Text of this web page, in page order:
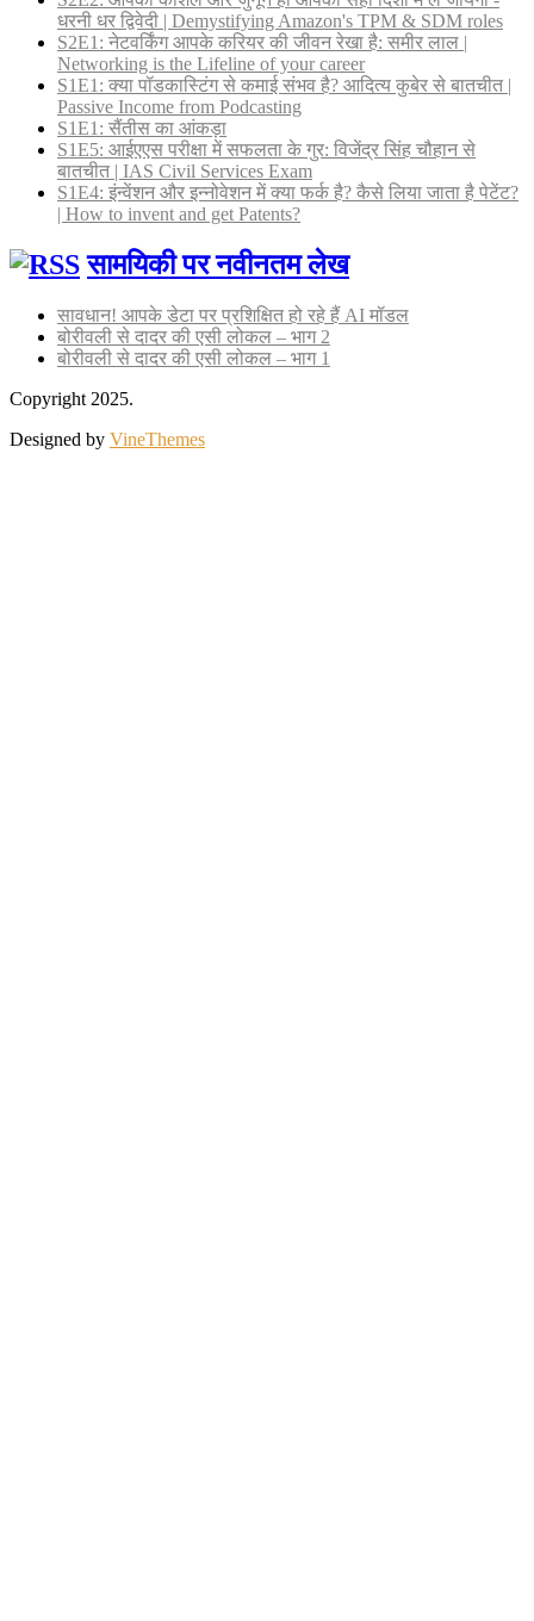
धरनी धर द्विवेदी | Demystifying Amazon's TPM & SDM roles
S2E1: नेटवर्किंग आपके करियर की जीवन रेखा है: समीर लाल |
Networking is the Lifeline of your career
S1E1: क्या पॉडकास्टिंग से कमाई संभव है? आदित्य कुबेर से बातचीत |
Passive Income from Podcasting
S1E1: सैंतीस का आंकड़ा
S1E5: आईएएस परीक्षा में सफलता के गुर: विजेंद्र सिंह चौहान से
बातचीत | IAS Civil Services Exam
S1E4: इंन्वेंशन और इन्नोवेशन में क्या फर्क है? कैसे लिया जाता है पेटेंट?
| How to invent and get Patents?
सामयिकी पर नवीनतम लेख
सावधान! आपके डेटा पर प्रशिक्षित हो रहे हैं AI मॉडल
बोरीवली से दादर की एसी लोकल – भाग 2
बोरीवली से दादर की एसी लोकल – भाग 1
Copyright 2025.
Designed by VineThemes